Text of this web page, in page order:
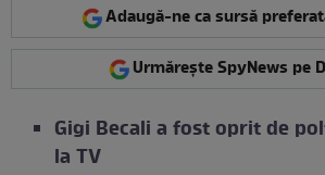
Adaugă-ne ca sursă
Urmărește SpyNews pe
Gigi Becali a fost oprit de
la TV